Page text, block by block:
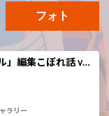
フォト
」編集こぼれ話 v…
ラリー